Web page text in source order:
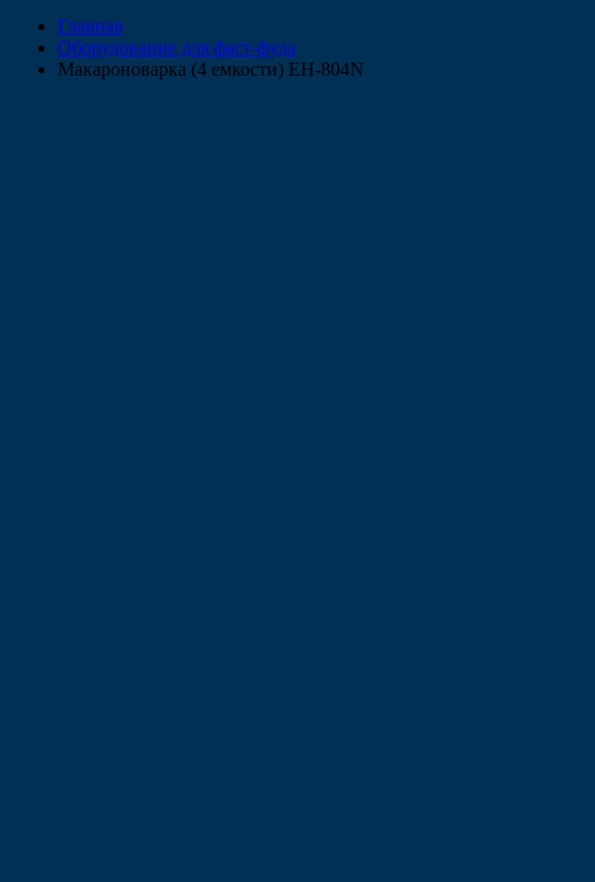
Главная
Оборудование для фаст-фуда
Макароноварка (4 емкости) EH-804N